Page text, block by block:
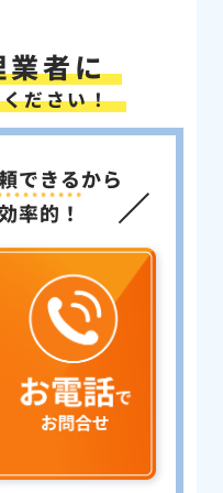
業者に
ださい！
できるから
率的！